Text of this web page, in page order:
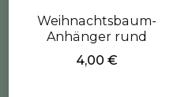
Weihnachtsbaum-
Anhänger rund
4,00€